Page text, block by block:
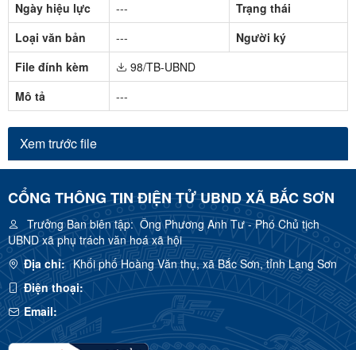
Ngày hiệu lực
---
Trạng thái
Loại văn bản
---
Người ký
File đính kèm
98/TB-UBND
Mô tả
---
Xem trước file
CỔNG THÔNG TIN ĐIỆN TỬ UBND XÃ BẮC SƠN
Trưởng Ban biên tập:Ông Phương Anh Tư - Phó Chủ tịch
UBND xã phụ trách văn hoá xã hội
Địa chỉ: Khối phố Hoàng Văn thụ, xã Bắc Sơn, tỉnh Lạng Sơn
Điện thoại:
Email: